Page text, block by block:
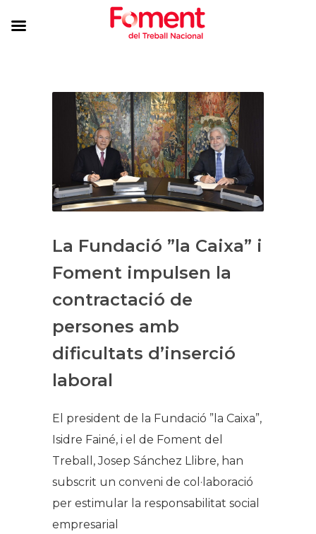
La Fundació ”la Caixa” i
Foment impulsen la
contractació de
persones amb
dificultats d’inserció
laboral
El president de la Fundació ”la Caixa”,
Isidre Fainé, i el de Foment del
Treball, Josep Sánchez Llibre, han
subscrit un conveni de col·laboració
per estimular la responsabilitat social
empresarial